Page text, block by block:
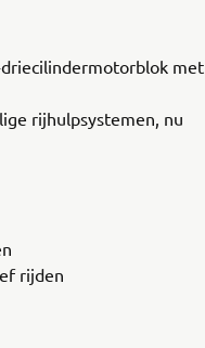
driecilindermotorblok met
rijhulpsystemen, nu
rijden